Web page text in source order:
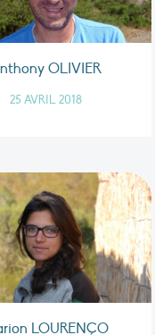
OLIVIER
25 AVRIL 2018
LOURENÇO